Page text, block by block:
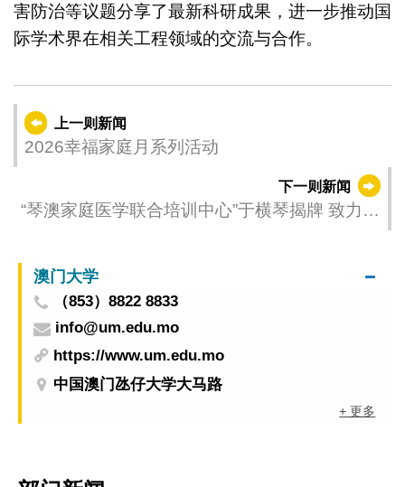
害防治等议题分享了最新科研成果，进一步推动国
际学术界在相关工程领域的交流与合作。
上一则新闻
2026幸福家庭月系列活动
下一则新闻
“琴澳家庭医学联合培训中心”于横琴揭牌 致力提
康管理水平
澳门大学
（853）8822 8833
info@um.edu.mo
https://www.um.edu.mo
中国澳门氹仔大学大马路
+ 更多